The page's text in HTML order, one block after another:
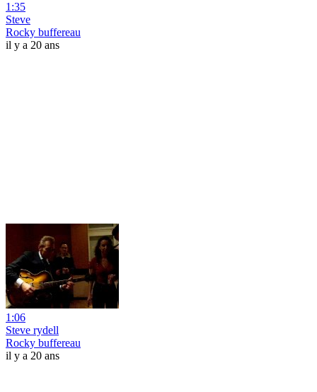
1:35
Steve
Rocky buffereau
il y a 20 ans
1:06
Steve rydell
Rocky buffereau
il y a 20 ans